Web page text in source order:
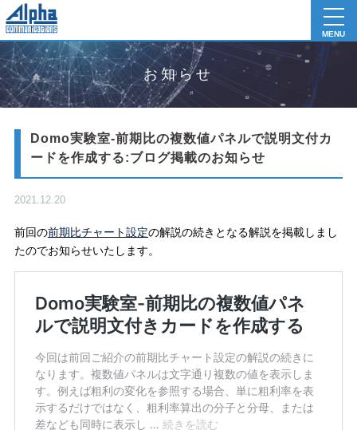
MENU
お知らせ
Domo実験室-前期比の複数値パネルで説明文付カ
ードを作成する:ブログ掲載のお知らせ
2021.12.20
前回の前期比チャート設定の解説の続きとなる解説を掲載しまし
たのでお知らせいたします。